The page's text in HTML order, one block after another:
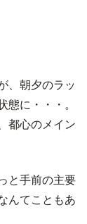
、朝夕のラッ
態に・・・。
都心のメイン
と手前の主要
んてこともあ